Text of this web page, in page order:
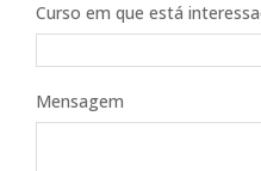
Curso em que está
Mensagem